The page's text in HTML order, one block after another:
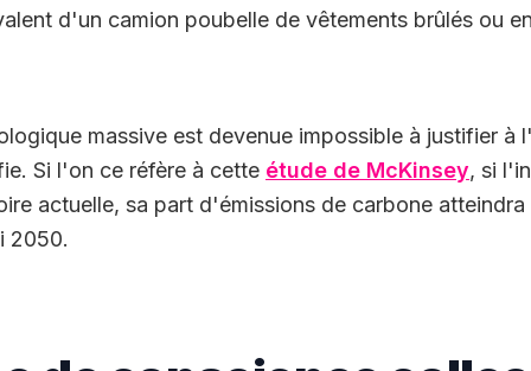
d'un camion poubelle de vêtements brûlés ou
massive est devenue impossible à justifier à
Si l'on ce réfère à cette étude de McKinsey, si
actuelle, sa part d'émissions de carbone
2050.